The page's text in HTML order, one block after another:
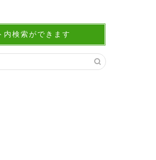
内検索ができます